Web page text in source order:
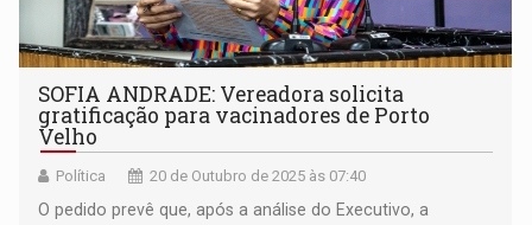
SOFIA ANDRADE: Vereadora solicita
gratificação para vacinadores de Porto
Velho
Política 20 de Outubro de 2025 às 07:40
O pedido prevê que, após a análise do Executivo, a